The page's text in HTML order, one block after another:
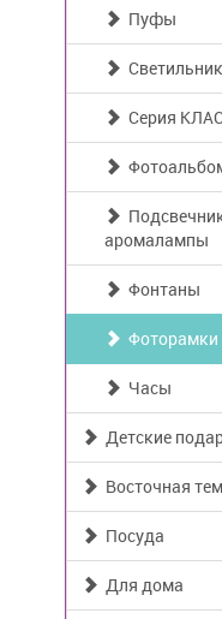
Пуфы
Серия
аромалампы
Фонтаны
Фоторамки
Часы
Детские
Восточная
Посуда
Для дома